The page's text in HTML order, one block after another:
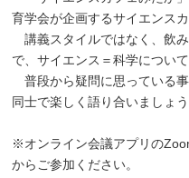
育学会が企画するサイエンスカ
講義スタイルではなく、飲
で、サイエンス＝科学につい
普段から疑問に思っている
同士で楽しく語り合いましょう
※オンライン会議アプリの
からご参加ください。